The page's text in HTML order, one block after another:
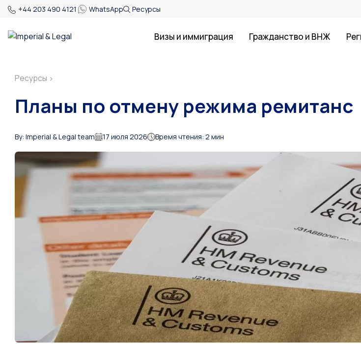
+44 203 490 4121 WhatsApp Ресурсы
Визы и иммиграция Гражданство и ВНЖ
Ресурсы >
Планы по отмену режима ремитанс
By: Imperial & Legal team 17 июля 2026 Время чтения: 2 мин